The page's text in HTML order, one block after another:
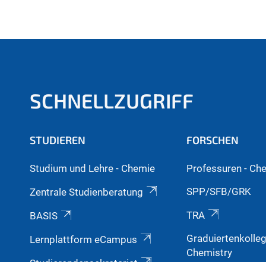
SCHNELLZUGRIFF
STUDIEREN
Studium und Lehre - Chemie
Zentrale Studienberatung
BASIS
Lernplattform eCampus
FORSCHEN
Professuren -
SPP/SFB/GRK
TRA
Chemistry